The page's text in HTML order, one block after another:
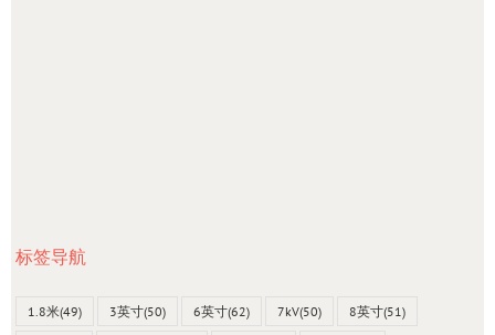
标签导航
1.8米(49) 3英寸(50) 6英寸(62) 7kV(50) 8英寸(51)